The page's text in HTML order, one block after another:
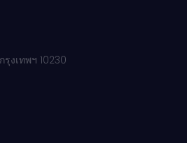
งเทพฯ 10230